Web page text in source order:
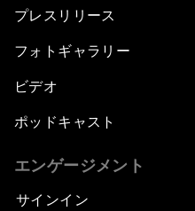
プレスリリース
フォトギャラリー
ビデオ
ポッドキャスト
エンゲージメント
サインイン